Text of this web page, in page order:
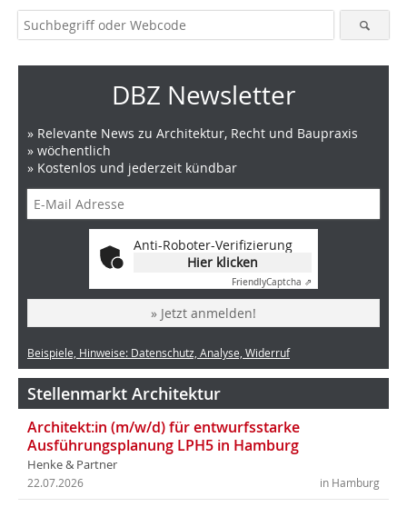
DBZ Newsletter
» Relevante News zu Architektur, Recht und Baupraxis
» wöchentlich
» Kostenlos und jederzeit kündbar
Anti-Roboter-Verifizierung
Hier klicken
FriendlyCaptcha ⇗
» Jetzt anmelden!
Beispiele, Hinweise: Datenschutz, Analyse, Widerruf
Stellenmarkt Architektur
Architekt:in (m/w/d) für entwurfsstarke
Ausführungsplanung LPH5 in Hamburg
Henke & Partner
in Hamburg
22.07.2026